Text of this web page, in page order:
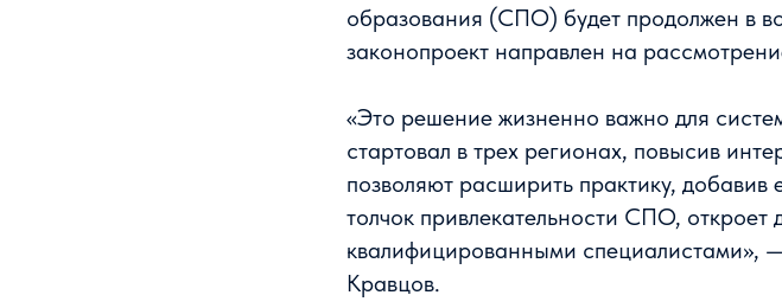
образования (СПО) будет продолжен в
законопроект направлен на
«Это решение жизненно важно для
стартовал в трех регионах, повысив
позволяют расширить практику,
толчок привлекательности СПО,
квалифицированными специалистами»,
Кравцов.